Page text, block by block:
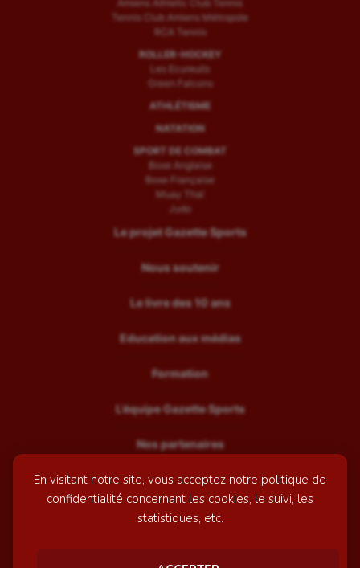
En visitant notre site, vous acceptez notre politique de
confidentialité concernant les cookies, le suivi, les
statistiques, etc.
Amiens Athletic Club Tennis
Tennis Club Amiens Métropole
RCA Tennis
ROLLER-HOCKEY
Les Ecureuils
Green Falcons
ATHLÉTISME
NATATION
SPORT DE COMBAT
Boxe Anglaise
Boxe Française
Muay Thaï
Judo
Le projet Gazette Sports
Nous soutenir
Le livre des 10 ans
Education aux médias
Formation
L’équipe Gazette Sports
Nos partenaires
Recrutement
Mentions légales